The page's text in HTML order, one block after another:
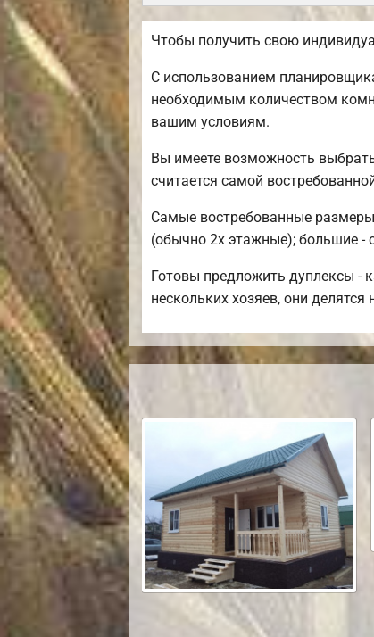
Чтобы получить свою
С использованием
необходимым количеством
вашим условиям.
Вы имеете возможность
считается самой
Самые востребованные
(обычно 2х этажные); большие -
Готовы предложить дуплексы -
нескольких хозяев, они